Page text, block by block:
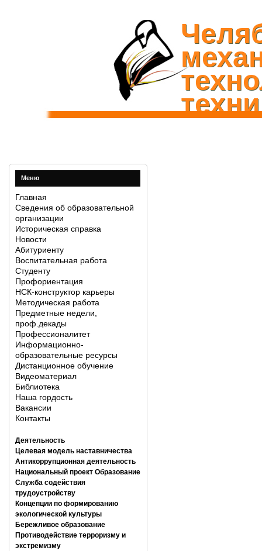
Меню
Главная
Сведения об образовательной
организации
Историческая справка
Новости
Абитуриенту
Воспитательная работа
Студенту
Профориентация
НСК-конструктор карьеры
Методическая работа
Предметные недели,
проф.декады
Профессионалитет
Информационно-
образовательные ресурсы
Дистанционное обучение
Видеоматериал
Библиотека
Наша гордость
Вакансии
Контакты
Деятельность
Целевая модель наставничества
Антикоррупционная деятельность
Национальный проект Образование
Служба содействия
трудоустройству
Концепции по формированию
экологической культуры
Бережливое образование
Противодействие терроризму и
экстремизму